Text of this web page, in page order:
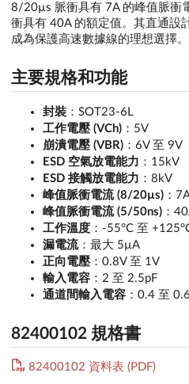
8/20µs 脈衝具有 7A 的峰值脈衝
衝具有 40A 的額定值。其直通設
成為保護高速數據線的理想選擇。
主要規格和功能
封裝 ：SOT23-6L
工作電壓 (VCh) ：5V
崩潰電壓 (VBR) ：6V 至 9V
ESD 空氣放電能力 ：15kV
ESD 接觸放電能力 ：8kV
峰值脈衝電流 (8/20µs) ：
峰值脈衝電流 (5/50ns) ：
工作溫度 ：-55°C 至
漏電流：最大 5µA
正向電壓：0.8V 至 1V
輸入電容 ：2 至 2.5pF
通道間輸入電容 ：0.4 至
82400102 規格書
82400102 資料表 (PDF)